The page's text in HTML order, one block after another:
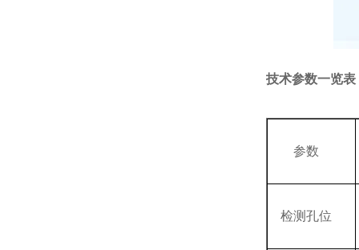
技术参数一览表
参数
检测孔位